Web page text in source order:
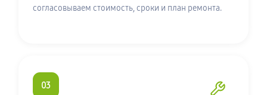
согласовываем стоимость, сроки и план ремонта.
03